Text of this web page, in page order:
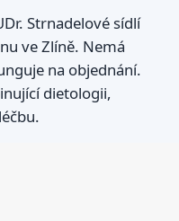
Strnadelové sídlí
ve Zlíně. Nemá
na objednání.
dietologii,